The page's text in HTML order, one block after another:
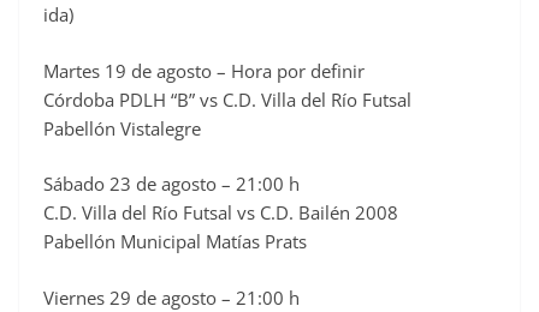
o
k
ida)
Martes 19 de agosto – Hora por definir
Córdoba PDLH “B” vs C.D. Villa del Río Futsal
Pabellón Vistalegre
Sábado 23 de agosto – 21:00 h
C.D. Villa del Río Futsal vs C.D. Bailén 2008
Pabellón Municipal Matías Prats
Viernes 29 de agosto – 21:00 h